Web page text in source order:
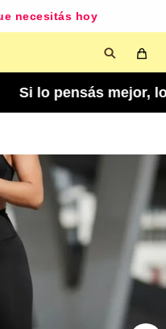
necesitás hoy
mejor, lo